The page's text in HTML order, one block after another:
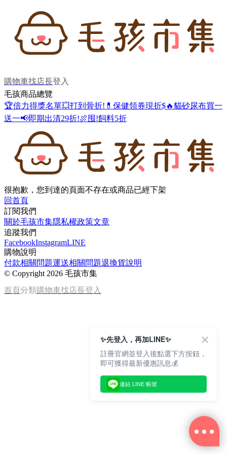
購物車找店長登入
毛孩商品總覽
🏆倍力得獎名單💥打到骨折! 💊保健領券現折$🔥貓砂尿布買一
送一📢即期出清29折!🍖囤!飼料5折
很抱歉，您到達的頁面不存在或商品已經下架
回首頁
訂閱我們
關於毛孩市集隱私權政策文章
追蹤我們
FacebookInstagramLINE
購物說明
付款相關問題運送相關問題退換貨說明
© Copyright 2026 毛孩市集
首頁分類購物車找店長登入
✨先登入，再加LINE✨
註冊官網並登入後點選下方按鈕，
即可獲得最新優惠訊息💰
連結 LINE 帳號